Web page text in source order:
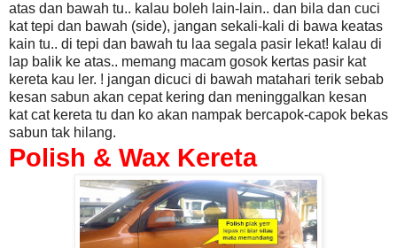
atas dan bawah tu.. kalau boleh lain-lain.. dan bila dan cuci
kat tepi dan bawah (side), jangan sekali-kali di bawa keatas
kain tu.. di tepi dan bawah tu laa segala pasir lekat! kalau di
lap balik ke atas.. memang macam gosok kertas pasir kat
kereta kau ler. ! jangan dicuci di bawah matahari terik sebab
kesan sabun akan cepat kering dan meninggalkan kesan
kat cat kereta tu dan ko akan nampak bercapok-capok bekas
sabun tak hilang.
Polish & Wax Kereta